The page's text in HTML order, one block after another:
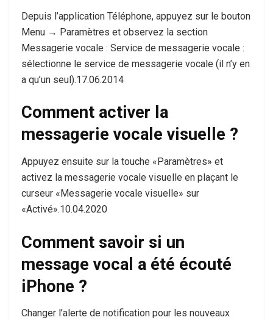
Depuis l’application Téléphone, appuyez sur le bouton
Menu → Paramètres et observez la section
Messagerie vocale : Service de messagerie vocale :
sélectionne le service de messagerie vocale (il n’y en
a qu’un seul).17.06.2014
Comment activer la
messagerie vocale visuelle ?
Appuyez ensuite sur la touche «Paramètres» et
activez la messagerie vocale visuelle en plaçant le
curseur «Messagerie vocale visuelle» sur
«Activé».10.04.2020
Comment savoir si un
message vocal a été écouté
iPhone ?
Changer l’alerte de notification pour les nouveaux